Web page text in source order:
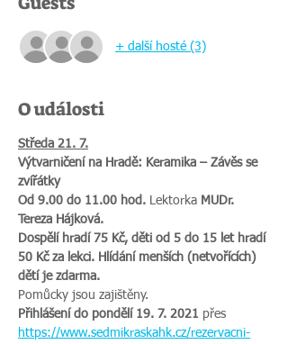
+ další hosté (3)
O události
Středa 21. 7.
Výtvarničení na Hradě: Keramika – Závěs se
zvířátky
Od 9.00 do 11.00 hod. Lektorka MUDr.
Tereza Hájková.
Dospělí hradí 75 Kč, děti od 5 do 15 let hradí
50 Kč za lekci. Hlídání menších (netvořících)
dětí je zdarma.
Pomůcky jsou zajištěny.
Přihlášení do pondělí 19. 7. 2021 přes
https://www.sedmikraskahk.cz/rezervacni-